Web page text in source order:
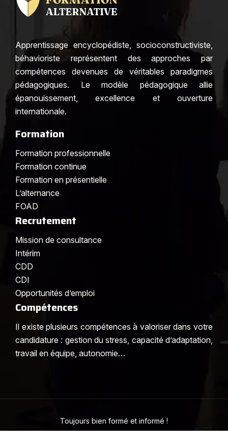
Apprentissage encyclopédiste, socioconstructiviste,
béhavioriste représentent des approches par
compétences devenues de véritables paradigmes
pédagogiques. Le modèle pédagogique allie
épanouissement, excellence et ouverture
internationale.
Formation
Formation professionnelle
Formation continue
Formation en présentielle
L’alternance
FOAD
Recrutement
Mission de consultance
Intérim
CDD
CDI
Opportunités d’emploi
Compétences
Il existe plusieurs compétences à valoriser dans votre
candidature : gestion du stress, capacité d’adaptation,
travail en équipe, autonomie…
Toujours bien formé et informé !